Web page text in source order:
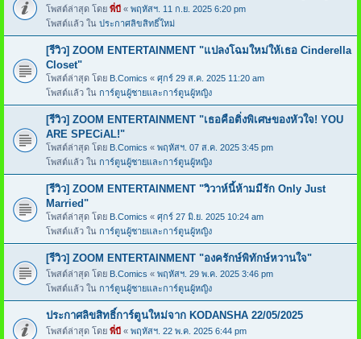
โพสต์ล่าสุด โดย พี่บี « พฤหัสฯ. 11 ก.ย. 2025 6:20 pm
โพสต์แล้ว ใน ประกาศลิขสิทธิ์ใหม่
[รีวิว] ZOOM ENTERTAINMENT "แปลงโฉมใหม่ให้เธอ Cinderella
Closet"
โพสต์ล่าสุด โดย B.Comics « ศุกร์ 29 ส.ค. 2025 11:20 am
โพสต์แล้ว ใน การ์ตูนผู้ชายและการ์ตูนผู้หญิง
[รีวิว] ZOOM ENTERTAINMENT "เธอคือติ่งพิเศษของหัวใจ! YOU
ARE SPECiAL!"
โพสต์ล่าสุด โดย B.Comics « พฤหัสฯ. 07 ส.ค. 2025 3:45 pm
โพสต์แล้ว ใน การ์ตูนผู้ชายและการ์ตูนผู้หญิง
[รีวิว] ZOOM ENTERTAINMENT "วิวาห์นี้ห้ามมีรัก Only Just
Married"
โพสต์ล่าสุด โดย B.Comics « ศุกร์ 27 มิ.ย. 2025 10:24 am
โพสต์แล้ว ใน การ์ตูนผู้ชายและการ์ตูนผู้หญิง
[รีวิว] ZOOM ENTERTAINMENT "องครักษ์พิทักษ์หวานใจ"
โพสต์ล่าสุด โดย B.Comics « พฤหัสฯ. 29 พ.ค. 2025 3:46 pm
โพสต์แล้ว ใน การ์ตูนผู้ชายและการ์ตูนผู้หญิง
ประกาศลิขสิทธิ์การ์ตูนใหม่จาก KODANSHA 22/05/2025
โพสต์ล่าสุด โดย พี่บี « พฤหัสฯ. 22 พ.ค. 2025 6:44 pm